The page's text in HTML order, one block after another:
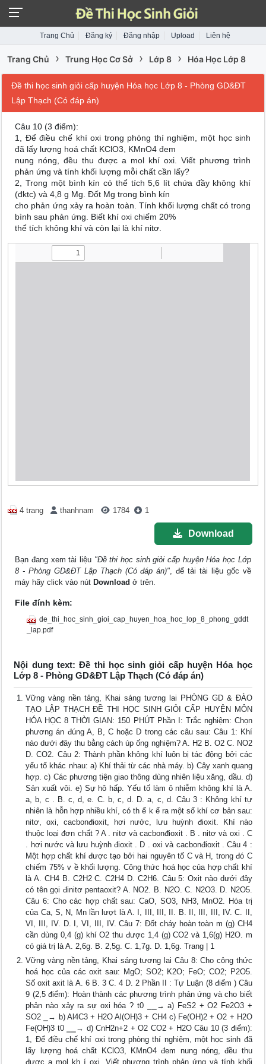
Trang Chủ Đăng ký Đăng nhập Upload Liên hệ
Trang Chủ › Trung Học Cơ Sở › Lớp 8 › Hóa Học Lớp 8
Đề thi học sinh giỏi cấp huyện Hóa học Lớp 8 - Phòng GD&ĐT
Lập Thạch (Có đáp án)
Câu 10 (3 điểm):
1, Để điều chế khí oxi trong phòng thí nghiệm, một học sinh
đã lấy lượng hoá chất KClO3, KMnO4 đem
nung nóng, đều thu được a mol khí oxi. Viết phương trình
phản ứng và tính khối lượng mỗi chất cần lấy?
2, Trong một bình kín có thể tích 5,6 lít chứa đầy không khí
(đktc) và 4,8 g Mg. Đốt Mg trong bình kín
cho phản ứng xảy ra hoàn toàn. Tính khối lượng chất có trong
bình sau phản ứng. Biết khí oxi chiếm 20%
thể tích không khí và còn lại là khí nitơ.
4 trang thanhnam 1784 1
Download
Bạn đang xem tài liệu "Đề thi học sinh giỏi cấp huyện Hóa học Lớp
8 - Phòng GD&ĐT Lập Thạch (Có đáp án)", để tải tài liệu gốc về
máy hãy click vào nút Download ở trên.
File đính kèm:
de_thi_hoc_sinh_gioi_cap_huyen_hoa_hoc_lop_8_phong_gddt
_lap.pdf
Nội dung text: Đề thi học sinh giỏi cấp huyện Hóa học
Lớp 8 - Phòng GD&ĐT Lập Thạch (Có đáp án)
Vững vàng nền tảng, Khai sáng tương lai PHÒNG GD & ĐÀO
TẠO LẬP THẠCH ĐỀ THI HỌC SINH GIỎI CẤP HUYỆN MÔN
HÓA HỌC 8 THỜI GIAN: 150 PHÚT Phần I: Trắc nghiệm: Chọn
phương án đúng A, B, C hoặc D trong các câu sau: Câu 1: Khí
nào dưới đây thu bằng cách úp ống nghiệm? A. H2 B. O2 C. NO2
D. CO2. Câu 2: Thành phần không khí luôn bị tác động bởi các
yếu tố khác nhau: a) Khí thải từ các nhà máy. b) Cây xanh quang
hợp. c) Các phương tiện giao thông dùng nhiên liệu xăng, dầu. d)
Sản xuất vôi. e) Sự hô hấp. Yếu tố làm ô nhiễm không khí là A.
a, b, c . B. c, d, e. C. b, c, d. D. a, c, d. Câu 3 : Không khí tự
nhiên là hỗn hợp nhiều khí, có th ể k ể ra một số khí cơ bản sau:
nitơ, oxi, cacbonđioxit, hơi nước, lưu huỳnh đioxit. Khí nào
thuộc loại đơn chất ? A . nitơ và cacbonđioxit . B . nitơ và oxi . C
. hơi nước và lưu huỳnh đioxit . D . oxi và cacbonđioxit . Câu 4 :
Một hợp chất khí được tạo bởi hai nguyên tố C và H, trong đó C
chiếm 75% v ề khối lượng. Công thức hoá học của hợp chất khí
là A. CH4 B. C2H2 C. C2H4 D. C2H6. Câu 5: Oxit nào dưới đây
có tên gọi đinitơ pentaoxit? A. NO2. B. N2O. C. N2O3. D. N2O5.
Câu 6: Cho các hợp chất sau: CaO, SO3, NH3, MnO2. Hóa trị
của Ca, S, N, Mn lần lượt là A. I, III, III, II. B. II, III, III, IV. C. II,
VI, III, IV. D. I, VI, III, IV. Câu 7: Đốt cháy hoàn toàn m (g) CH4
cần dùng 0,4 (g) khí O2 thu được 1,4 (g) CO2 và 1,6(g) H2O. m
có giá trị là A. 2,6g. B. 2,5g. C. 1,7g. D. 1,6g. Trang | 1
Vững vàng nền tảng, Khai sáng tương lai Câu 8: Cho công thức
hoá học của các oxit sau: MgO; SO2; K2O; FeO; CO2; P2O5.
Số oxit axit là A. 6 B. 3 C. 4 D. 2 Phần II : Tự Luận (8 điểm ) Câu
9 (2,5 điểm): Hoàn thành các phương trình phản ứng và cho biết
phản nào xảy ra sự oxi hóa ? t0 ⎯⎯→ a) FeS2 + O2 Fe2O3 +
SO2 ⎯→ b) Al4C3 + H2O Al(OH)3 + CH4 c) Fe(OH)2 + O2 + H2O
Fe(OH)3 t0 ⎯⎯→ d) CnH2n+2 + O2 CO2 + H2O Câu 10 (3 điểm):
1, Để điều chế khí oxi trong phòng thí nghiệm, một học sinh đã
lấy lượng hoá chất KClO3, KMnO4 đem nung nóng, đều thu
được a mol kh í oxi. Viết phương trình phản ứng và tính khối